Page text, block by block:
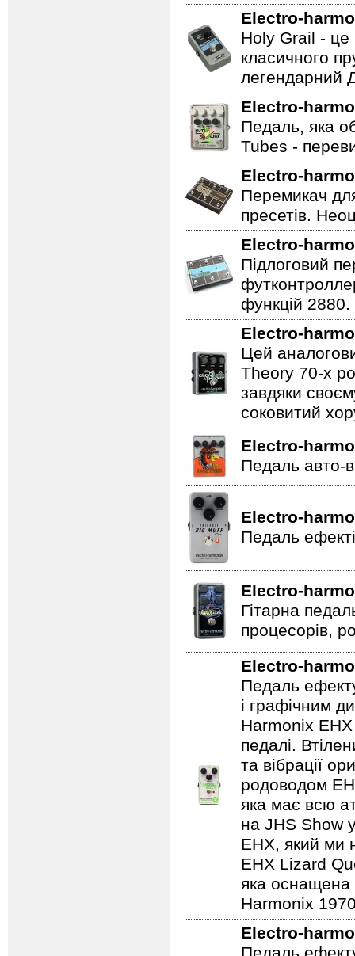
Electro-
Holy Grail - це
класичного
легендарний
Electro-
Педаль, яка
Tubes -
Electro-
Перемикач
пресетів.
Electro-
Підлоговий
функцій 2880.
Electro-
Цей
Theory 70-х
завдяки
соковитий
Electro-
Педаль авто-
Electro-
Педаль
Electro-
Гітарна
процесорів,
Electro-
Педаль
і графічним
Harmonix
педалі.
та вібрації
родоводом
яка має всю
на JHS Show
EHX, який ми
EHX Lizard
яка оснащена
Harmonix
Electro-